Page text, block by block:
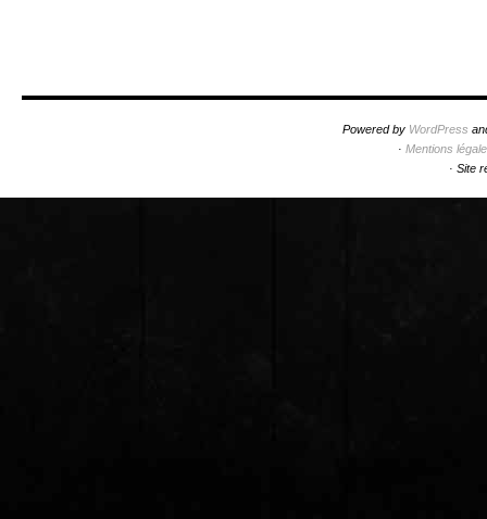
Powered by WordPress
·Mentions
·Site